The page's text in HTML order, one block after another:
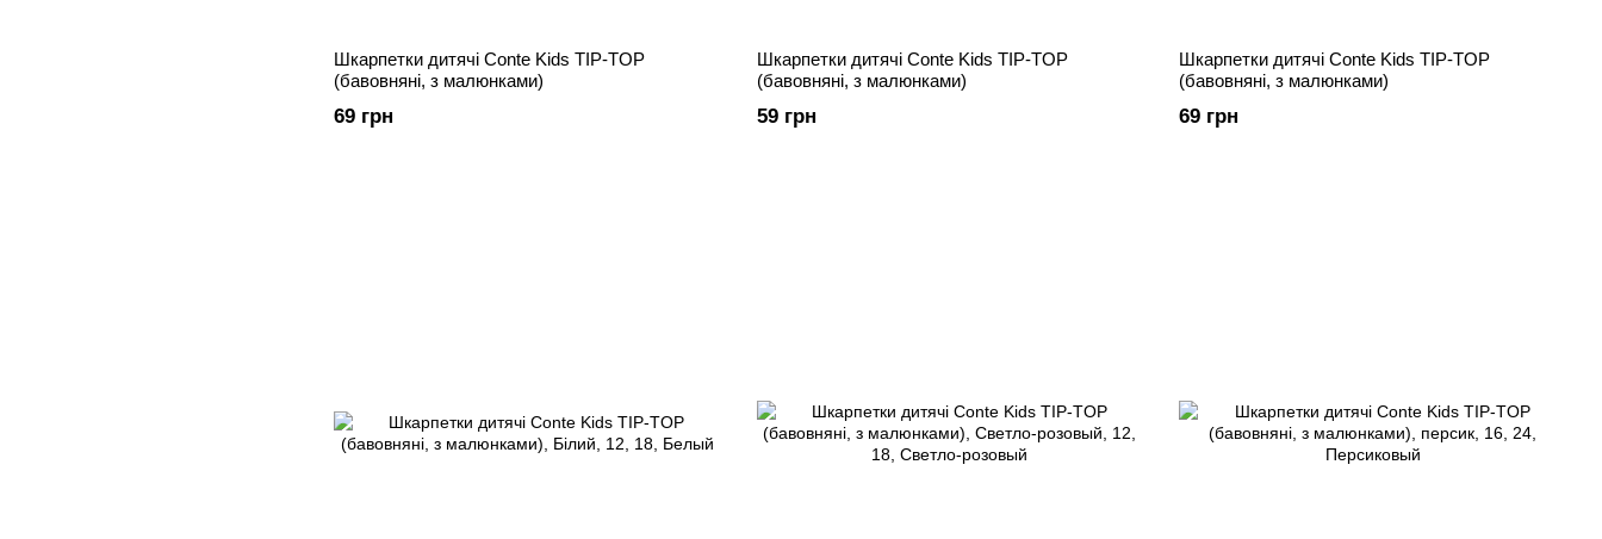
Шкарпетки дитячі Conte Kids TIP-TOP
(бавовняні, з малюнками)
69 грн
Шкарпетки дитячі Conte Kids TIP-TOP
(бавовняні, з малюнками)
59 грн
Шкарпетки дитячі Conte Kids TIP-TOP
(бавовняні, з малюнками)
69 грн